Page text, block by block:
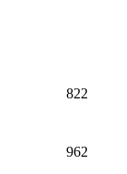
822
962